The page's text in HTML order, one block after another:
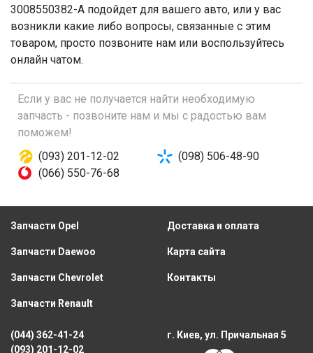
3008550382-A подойдет для вашего авто, или у вас
возникли какие либо вопросы, связанные с этим
товаром, просто позвоните нам или воспользуйтесь
онлайн чатом.
Если у вас не получается найти необходимую
запчасть - позвоните нам и мы с радостью вам
поможем!
(093) 201-12-02
(098) 506-48-90
(066) 550-76-68
Запчасти Opel
Запчасти Daewoo
Запчасти Chevrolet
Запчасти Renault
Доставка и оплата
Карта сайта
Контакты
(044) 362-41-24
(093) 201-12-02
г. Киев, ул. Причальная 5